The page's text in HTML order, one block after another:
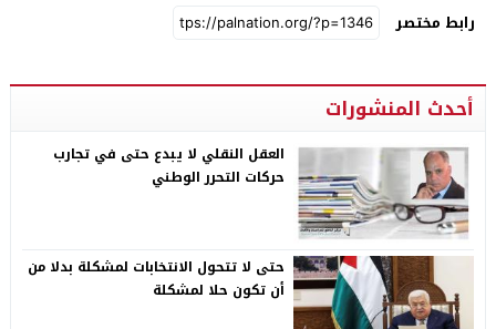
رابط مختصر
أحدث المنشورات
العقل النقلي لا يبدع حتى في تجارب
حركات التحرر الوطني
حتى لا تتحول الانتخابات لمشكلة بدلا من
أن تكون حلا لمشكلة